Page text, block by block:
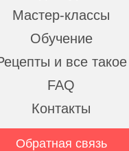
Мастер-классы
Обучение
и все такое
FAQ
Контакты
Обратная связь